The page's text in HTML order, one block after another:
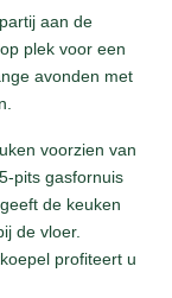
aan de
plek voor een
avonden met
voorzien van
pits gasfornuis
de keuken
de vloer.
profiteert u